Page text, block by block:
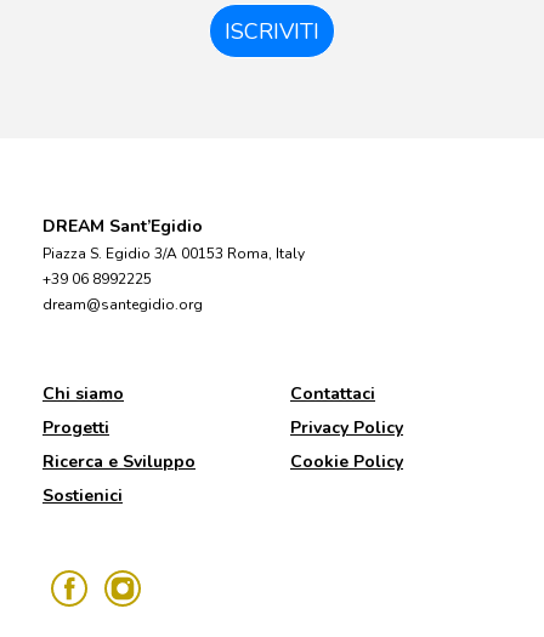
ISCRIVITI
DREAM Sant’Egidio
Piazza S. Egidio 3/A 00153 Roma, Italy
+39 06 8992225
dream@santegidio.org
Chi siamo
Progetti
Ricerca e Sviluppo
Sostienici
Contattaci
Privacy Policy
Cookie Policy